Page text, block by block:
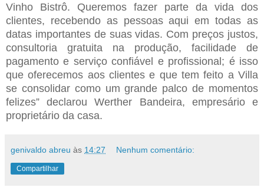
Vinho Bistrô. Queremos fazer parte da vida dos
clientes, recebendo as pessoas aqui em todas as
datas importantes de suas vidas. Com preços justos,
consultoria gratuita na produção, facilidade de
pagamento e serviço confiável e profissional; é isso
que oferecemos aos clientes e que tem feito a Villa
se consolidar como um grande palco de momentos
felizes” declarou Werther Bandeira, empresário e
proprietário da casa.
genivaldo abreu às 14:27 Nenhum comentário:
Compartilhar